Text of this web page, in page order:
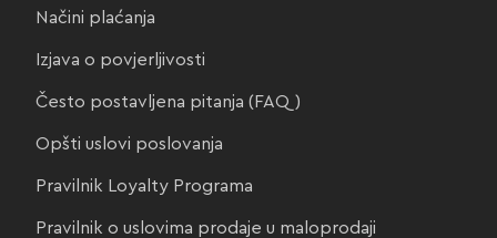
Načini plaćanja
Izjava o povjerljivosti
Često postavljena pitanja (FAQ)
Opšti uslovi poslovanja
Pravilnik Loyalty Programa
Pravilnik o uslovima prodaje u maloprodaji